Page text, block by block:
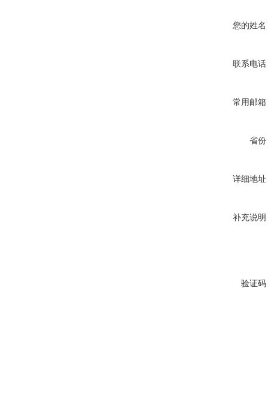
您的姓名
联系电话
常用邮箱
省份
详细地址
补充说明
验证码